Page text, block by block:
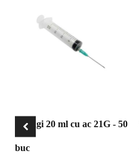
Seringi 20 ml cu ac 21G - 50
buc